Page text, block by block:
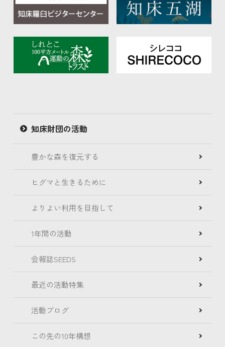
知床財団の活動
豊かな森を復元する
ヒグマと生きるために
よりよい利用を目指して
1年間の活動
会報誌SEEDS
最近の活動特集
活動ブログ
この先の10年構想